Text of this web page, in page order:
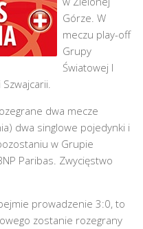
Górze. W
meczu play-off
Grupy
Światowej I
dwa mecze
dwa singlowe pojedynki i
w Grupie
Paribas. Zwycięstwo
prowadzenie 3:0, to
zostanie rozegrany